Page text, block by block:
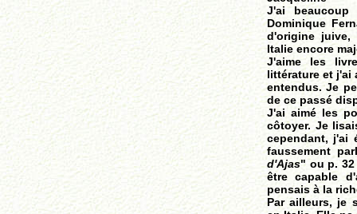
J'ai
Dominique
d'origine juive,
Italie encore
J'aime les
littérature et j'ai
entendus. Je
de ce passé
J'ai aimé les
côtoyer. Je
cependant, j'ai
faussement
d'Ajas" ou p.
être capable
pensais à la
Par ailleurs, je